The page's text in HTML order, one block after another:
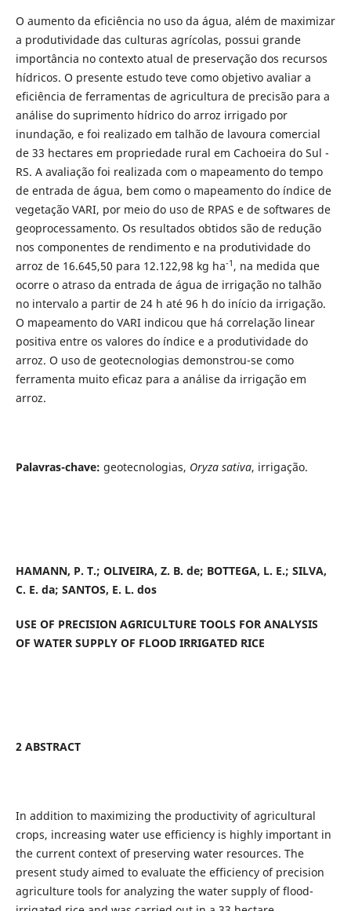
O aumento da eficiência no uso da água, além de maximizar
a produtividade das culturas agrícolas, possui grande
importância no contexto atual de preservação dos recursos
hídricos. O presente estudo teve como objetivo avaliar a
eficiência de ferramentas de agricultura de precisão para a
análise do suprimento hídrico do arroz irrigado por
inundação, e foi realizado em talhão de lavoura comercial
de 33 hectares em propriedade rural em Cachoeira do Sul -
RS. A avaliação foi realizada com o mapeamento do tempo
de entrada de água, bem como o mapeamento do índice de
vegetação VARI, por meio do uso de RPAS e de softwares de
geoprocessamento. Os resultados obtidos são de redução
nos componentes de rendimento e na produtividade do
arroz de 16.645,50 para 12.122,98 kg ha-1 , na medida que
ocorre o atraso da entrada de água de irrigação no talhão
no intervalo a partir de 24 h até 96 h do início da irrigação.
O mapeamento do VARI indicou que há correlação linear
positiva entre os valores do índice e a produtividade do
arroz. O uso de geotecnologias demonstrou-se como
ferramenta muito eficaz para a análise da irrigação em
arroz.
Palavras-chave: geotecnologias, Oryza sativa, irrigação.
HAMANN, P. T.; OLIVEIRA, Z. B. de; BOTTEGA, L. E.; SILVA,
C. E. da; SANTOS, E. L. dos
USE OF PRECISION AGRICULTURE TOOLS FOR ANALYSIS
OF WATER SUPPLY OF FLOOD IRRIGATED RICE
2 ABSTRACT
In addition to maximizing the productivity of agricultural
crops, increasing water use efficiency is highly important in
the current context of preserving water resources. The
present study aimed to evaluate the efficiency of precision
agriculture tools for analyzing the water supply of flood-